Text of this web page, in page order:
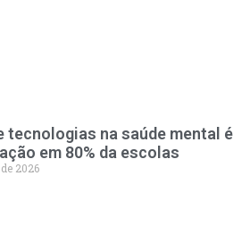
tecnologias na saúde mental é
em 80% da escolas
2026